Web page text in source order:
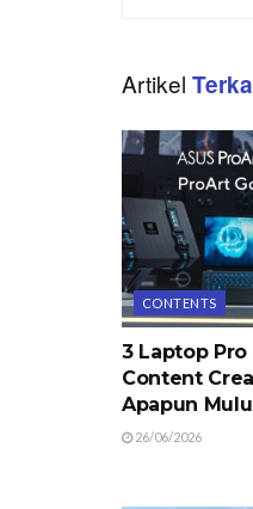
Artikel
CONTENTS
3 Laptop
Content
Apapun
26/06/2026